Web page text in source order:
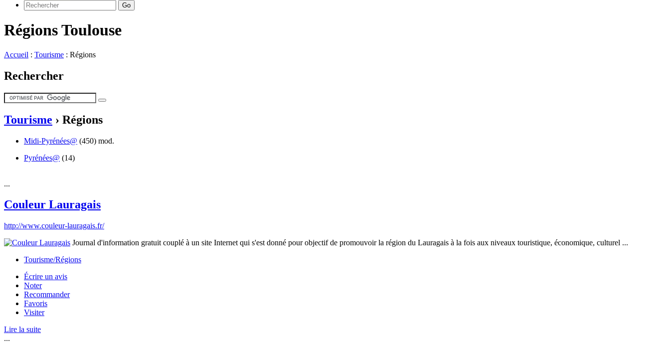
Go
Régions Toulouse
Accueil : Tourisme : Régions
Rechercher
Tourisme › Régions
Midi-Pyrénées@ (450) mod.
Pyrénées@ (14)
...
Couleur Lauragais
http://www.couleur-lauragais.fr/
Journal d'information gratuit couplé à un site Internet qui s'est donné pour objectif de promouvoir la région du Lauragais à la fois aux niveaux touristique, économique, culturel ...
Tourisme/Régions
Écrire un avis
Noter
Recommander
Favoris
Visiter
Lire la suite
...